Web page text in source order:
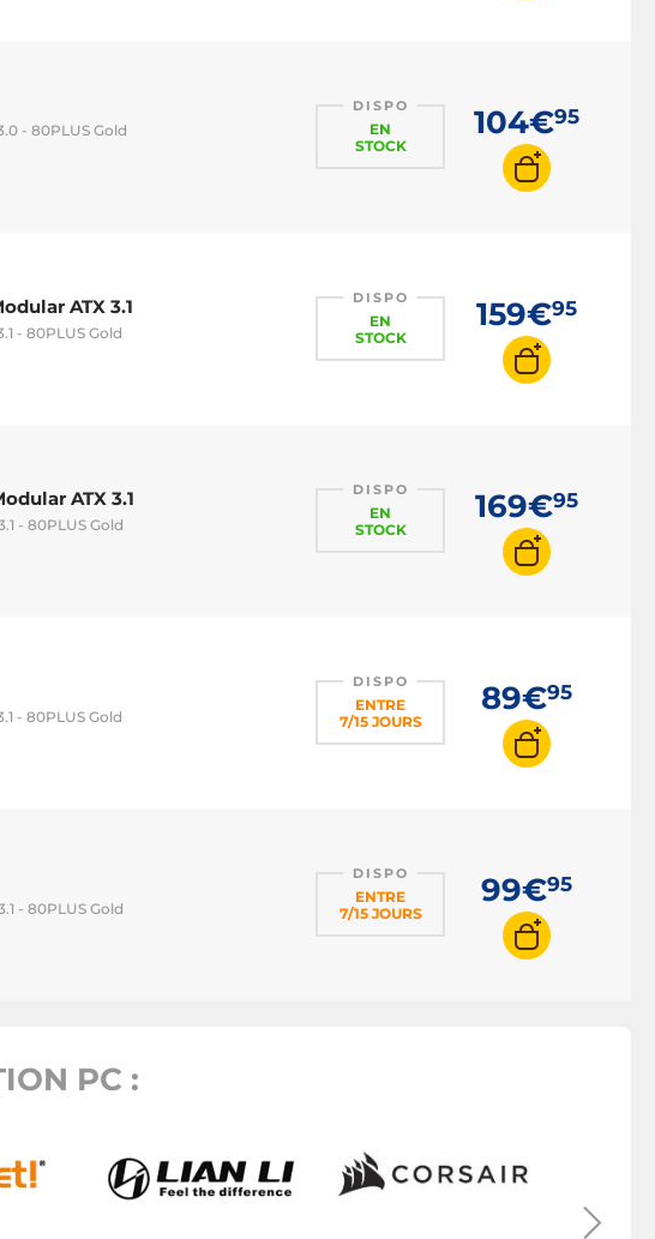
- 80PLUS Gold
DISPO
EN
STOCK
104€95
ATX 3.1
- 80PLUS Gold
DISPO
EN
STOCK
159€95
ATX 3.1
- 80PLUS Gold
DISPO
EN
STOCK
169€95
- 80PLUS Gold
DISPO
ENTRE
7/15 JOURS
89€95
- 80PLUS Gold
DISPO
ENTRE
7/15 JOURS
99€95
PC :